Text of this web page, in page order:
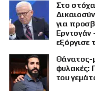
Στο
για
εξόργισε
Θάνατος-
φυλακές:
του